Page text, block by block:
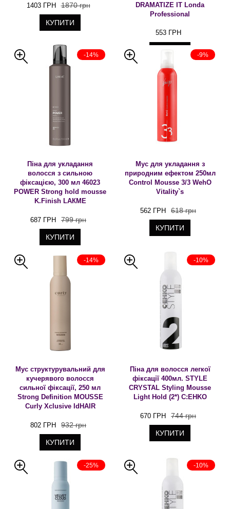
1403 ГРН 1870 грн
КУПИТИ
DRAMATIZE IT Londa
Professional
553 ГРН
КУПИТИ
-14%
Піна для укладання
волосся з сильною
фіксацією, 300 мл 46023
POWER Strong hold mousse
K.Finish LAКME
687 ГРН 799 грн
КУПИТИ
-9%
Мус для укладання з
природним ефектом 250мл
Control Mousse 3/3 WehO
Vitality`s
562 ГРН 618 грн
КУПИТИ
-14%
Мус структурувальний для
кучерявого волосся
сильної фіксації, 250 мл
Strong Definition MOUSSE
Curly Xclusive IdHAIR
802 ГРН 932 грн
КУПИТИ
-10%
Піна для волосся легкої
фіксації 400мл. STYLE
CRYSTAL Styling Mousse
Light Hold (2*) C:EHKO
670 ГРН 744 грн
КУПИТИ
-25% -10%